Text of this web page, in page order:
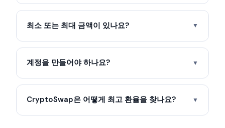
최소 또는 최대 금액이 있나요? ▼
계정을 만들어야 하나요? ▼
CryptoSwap은 어떻게 최고 환율을 찾나요? ▼